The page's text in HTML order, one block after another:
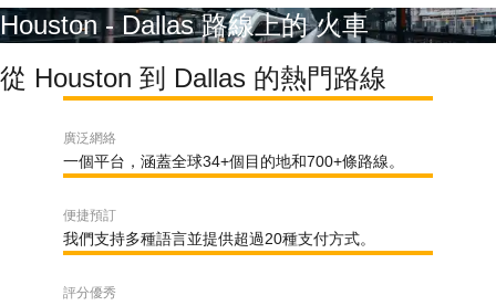
Houston - Dallas 路線上的 火車
從 Houston 到 Dallas 的熱門路線
廣泛網絡
一個平台，涵蓋全球34+個目的地和700+條路線。
便捷預訂
我們支持多種語言並提供超過20種支付方式。
評分優秀